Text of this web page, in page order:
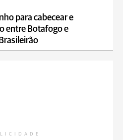
para cabecear e
entre Botafogo e